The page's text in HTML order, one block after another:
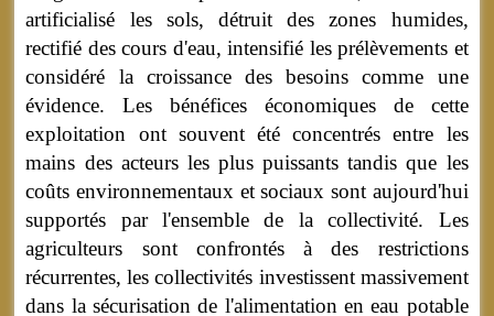
artificialisé les sols, détruit des zones humides,
rectifié des cours d'eau, intensifié les prélèvements et
considéré la croissance des besoins comme une
évidence. Les bénéfices économiques de cette
exploitation ont souvent été concentrés entre les
mains des acteurs les plus puissants tandis que les
coûts environnementaux et sociaux sont aujourd'hui
supportés par l'ensemble de la collectivité. Les
agriculteurs sont confrontés à des restrictions
récurrentes, les collectivités investissent massivement
dans la sécurisation de l'alimentation en eau potable